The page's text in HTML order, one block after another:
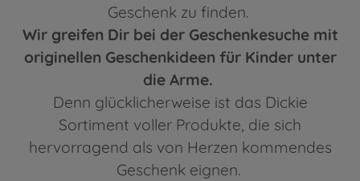
Geschenk zu finden.
Wir greifen Dir bei der Geschenkesuche mit
originellen Geschenkideen für Kinder unter
die Arme.
Denn glücklicherweise ist das Dickie
Sortiment voller Produkte, die sich
hervorragend als von Herzen kommendes
Geschenk eignen.